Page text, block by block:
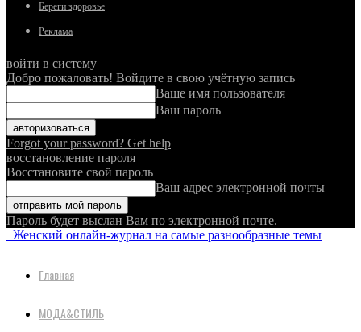
Береги здоровье
Реклама
войти в систему
Добро пожаловать! Войдите в свою учётную запись
Ваше имя пользователя
Ваш пароль
Forgot your password? Get help
восстановление пароля
Восстановите свой пароль
Ваш адрес электронной почты
Пароль будет выслан Вам по электронной почте.
Женский онлайн-журнал на самые разнообразные темы
Главная
МОДА&СТИЛЬ